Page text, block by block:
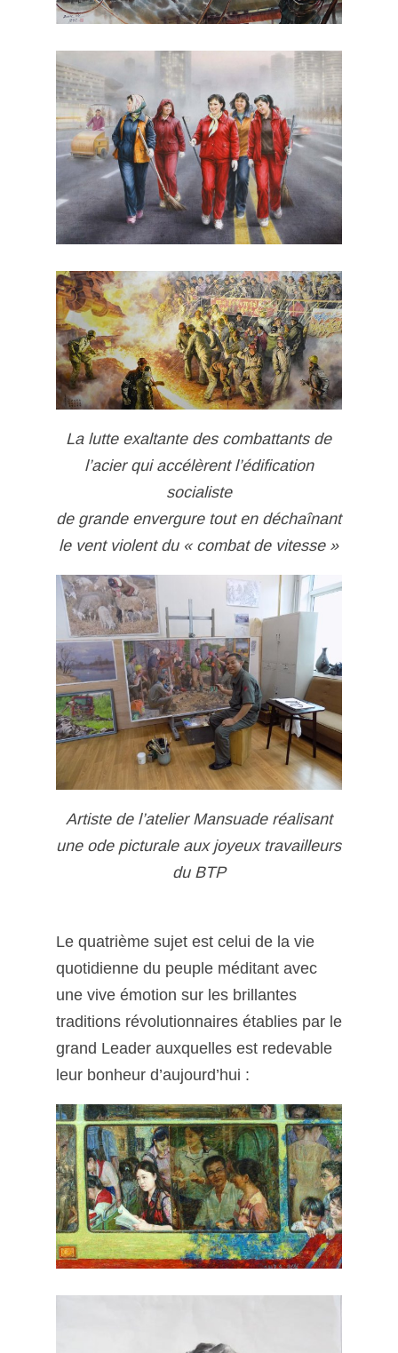
La lutte exaltante des combattants de
l’acier qui accélèrent l’édification
socialiste
de grande envergure tout en déchaînant
le vent violent du « combat de vitesse »
Artiste de l’atelier Mansuade réalisant
une ode picturale aux joyeux travailleurs
du BTP
Le quatrième sujet est celui de la vie
quotidienne du peuple méditant avec
une vive émotion sur les brillantes
traditions révolutionnaires établies par le
grand Leader auxquelles est redevable
leur bonheur d’aujourd’hui :